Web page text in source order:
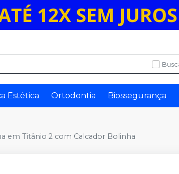
Estética Ortodontia Biossegurança
em Titânio 2 com Calcador Bolinha